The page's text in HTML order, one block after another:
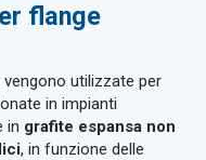
flange
vengono utilizzate per
in impianti
in grafite espansa non
, in funzione delle